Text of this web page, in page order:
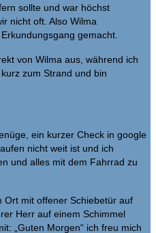
sollte und war höchst
nicht oft. Also Wilma
gemacht.
von Wilma aus, während ich
zum Strand und bin
ein kurzer Check in google
nicht weit ist und ich
und alles mit dem Fahrrad zu
Ort mit offener Schiebetür auf
Herr auf einem Schimmel
„Guten Morgen“ ich freu mich